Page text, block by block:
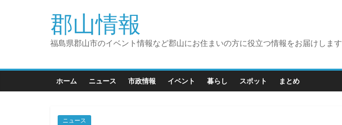
へ
キ
郡山情報
福島県郡山市のイベント情報など郡山にお住まいの方に役立つ情報をお届けします
ホーム ニュース 市政情報 イベント 暮らし スポット まとめ
ニュース